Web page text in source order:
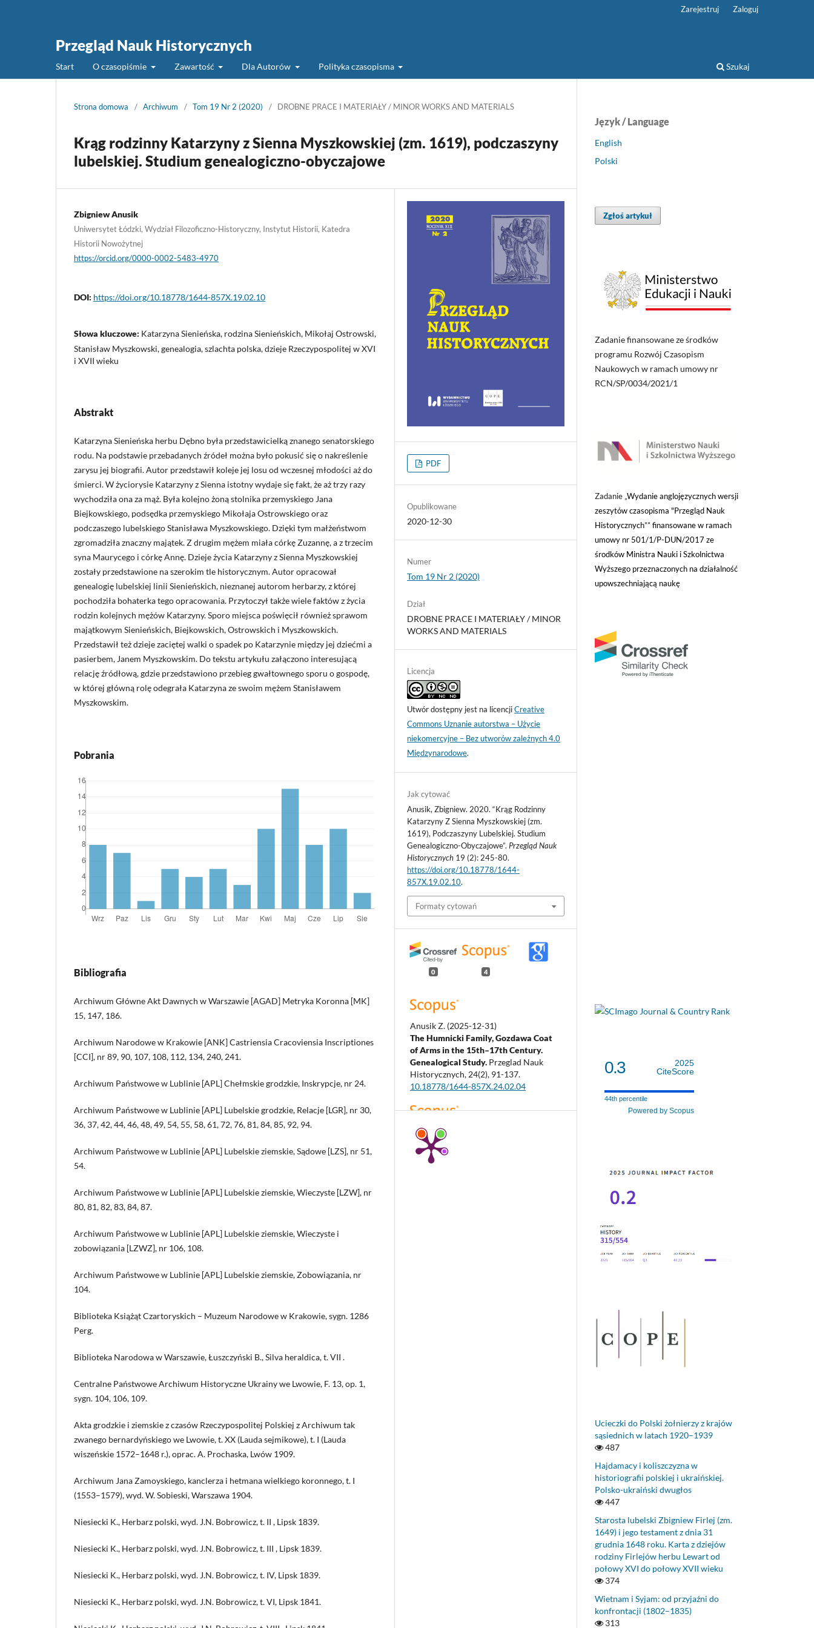
Przegląd Nauk Historycznych
Start O czasopiśmie Zawartość Dla Autorów Polityka czasopisma Szukaj
Zarejestruj Zaloguj
Strona domowa / Archiwum / Tom 19 Nr 2 (2020) / DROBNE PRACE I MATERIAŁY / MINOR WORKS AND MATERIALS
Krąg rodzinny Katarzyny z Sienna Myszkowskiej (zm. 1619), podczaszyny
lubelskiej. Studium genealogiczno-obyczajowe
Zbigniew Anusik
Uniwersytet Łódzki, Wydział Filozoficzno-Historyczny, Instytut Historii, Katedra
Historii Nowożytnej
https://orcid.org/0000-0002-5483-4970
DOI: https://doi.org/10.18778/1644-857X.19.02.10
Słowa kluczowe: Katarzyna Sienieńska, rodzina Sienieńskich, Mikołaj Ostrowski,
Stanisław Myszkowski, genealogia, szlachta polska, dzieje Rzeczypospolitej w XVI
i XVII wieku
Abstrakt
Katarzyna Sienieńska herbu Dębno była przedstawicielką znanego senatorskiego
rodu. Na podstawie przebadanych źródeł można było pokusić się o nakreślenie
zarysu jej biografii. Autor przedstawił koleje jej losu od wczesnej młodości aż do
śmierci. W życiorysie Katarzyny z Sienna istotny wydaje się fakt, że aż trzy razy
wychodziła ona za mąż. Była kolejno żoną stolnika przemyskiego Jana
Biejkowskiego, podsędka przemyskiego Mikołaja Ostrowskiego oraz
podczaszego lubelskiego Stanisława Myszkowskiego. Dzięki tym małżeństwom
zgromadziła znaczny majątek. Z drugim mężem miała córkę Zuzannę, a z trzecim
syna Maurycego i córkę Annę. Dzieje życia Katarzyny z Sienna Myszkowskiej
zostały przedstawione na szerokim tle historycznym. Autor opracował
genealogię lubelskiej linii Sienieńskich, nieznanej autorom herbarzy, z której
pochodziła bohaterka tego opracowania. Przytoczył także wiele faktów z życia
rodzin kolejnych mężów Katarzyny. Sporo miejsca poświęcił również sprawom
majątkowym Sienieńskich, Biejkowskich, Ostrowskich i Myszkowskich.
Przedstawił też dzieje zaciętej walki o spadek po Katarzynie między jej dziećmi a
pasierbem, Janem Myszkowskim. Do tekstu artykułu załączono interesującą
relację źródłową, gdzie przedstawiono przebieg gwałtownego sporu o gospodę,
w której główną rolę odegrała Katarzyna ze swoim mężem Stanisławem
Myszkowskim.
Pobrania
Bibliografia
Archiwum Główne Akt Dawnych w Warszawie [AGAD] Metryka Koronna [MK]
15, 147, 186.
Archiwum Narodowe w Krakowie [ANK] Castriensia Cracoviensia Inscriptiones
[CCI], nr 89, 90, 107, 108, 112, 134, 240, 241.
Archiwum Państwowe w Lublinie [APL] Chełmskie grodzkie, Inskrypcje, nr 24.
Archiwum Państwowe w Lublinie [APL] Lubelskie grodzkie, Relacje [LGR], nr 30,
36, 37, 42, 44, 46, 48, 49, 54, 55, 58, 61, 72, 76, 81, 84, 85, 92, 94.
Archiwum Państwowe w Lublinie [APL] Lubelskie ziemskie, Sądowe [LZS], nr 51,
54.
Archiwum Państwowe w Lublinie [APL] Lubelskie ziemskie, Wieczyste [LZW], nr
80, 81, 82, 83, 84, 87.
Archiwum Państwowe w Lublinie [APL] Lubelskie ziemskie, Wieczyste i
zobowiązania [LZWZ], nr 106, 108.
Archiwum Państwowe w Lublinie [APL] Lubelskie ziemskie, Zobowiązania, nr
104.
Biblioteka Książąt Czartoryskich – Muzeum Narodowe w Krakowie, sygn. 1286
Perg.
Biblioteka Narodowa w Warszawie, Łuszczyński B., Silva heraldica, t. VII .
Centralne Państwowe Archiwum Historyczne Ukrainy we Lwowie, F. 13, op. 1,
sygn. 104, 106, 109.
Akta grodzkie i ziemskie z czasów Rzeczypospolitej Polskiej z Archiwum tak
zwanego bernardyńskiego we Lwowie, t. XX (Lauda sejmikowe), t. I (Lauda
wiszeńskie 1572–1648 r.), oprac. A. Prochaska, Lwów 1909.
Archiwum Jana Zamoyskiego, kanclerza i hetmana wielkiego koronnego, t. I
(1553–1579), wyd. W. Sobieski, Warszawa 1904.
Niesiecki K., Herbarz polski, wyd. J.N. Bobrowicz, t. II , Lipsk 1839.
Niesiecki K., Herbarz polski, wyd. J.N. Bobrowicz, t. III , Lipsk 1839.
Niesiecki K., Herbarz polski, wyd. J.N. Bobrowicz, t. IV, Lipsk 1839.
Niesiecki K., Herbarz polski, wyd. J.N. Bobrowicz, t. VI, Lipsk 1841.
PDF
Opublikowane
2020-12-30
Numer
Tom 19 Nr 2 (2020)
Dział
DROBNE PRACE I MATERIAŁY / MINOR
WORKS AND MATERIALS
Licencja
Utwór dostępny jest na licencjiCreative
Commons Uznanie autorstwa – Użycie
niekomercyjne – Bez utworów zależnych 4.0
Międzynarodowe.
Jak cytować
Anusik, Zbigniew. 2020. “Krąg Rodzinny
Katarzyny Z Sienna Myszkowskiej (zm.
1619), Podczaszyny Lubelskiej. Studium
Genealogiczno-Obyczajowe”. Przegląd Nauk
Historycznych 19 (2): 245-80.
https://doi.org/10.18778/1644-
857X.19.02.10.
Formaty cytowań
0 4
Anusik Z. (2025-12-31)
The Humnicki Family, Gozdawa Coat
of Arms in the 15th–17th Century.
Genealogical Study. Przeglad Nauk
Historycznych, 24(2), 91-137.
10.18778/1644-857X.24.02.04
Anusik Z.
Old Polish Wills as a Source for
Biographical Research. A Case Study.
Język / Language
English
Polski
Zgłoś artykuł
Zadanie finansowane ze środków
programu Rozwój Czasopism
Naukowych w ramach umowy nr
RCN/SP/0034/2021/1
Zadanie „Wydanie anglojęzycznych wersji
zeszytów czasopisma "Przegląd Nauk
Historycznych”” finansowane w ramach
umowy nr 501/1/P-DUN/2017 ze
środków Ministra Nauki i Szkolnictwa
Wyższego przeznaczonych na działalność
upowszechniającą naukę
0.3
2025
CiteScore
44th percentile
Powered by Scopus
Ucieczki do Polski żołnierzy z krajów
sąsiednich w latach 1920–1939
487
Hajdamacy i koliszczyzna w
historiografii polskiej i ukraińskiej.
Polsko-ukraiński dwugłos
447
Starosta lubelski Zbigniew Firlej (zm.
1649) i jego testament z dnia 31
grudnia 1648 roku. Karta z dziejów
rodziny Firlejów herbu Lewart od
połowy XVI do połowy XVII wieku
374
Wietnam i Syjam: od przyjaźni do
konfrontacji (1802–1835)
313